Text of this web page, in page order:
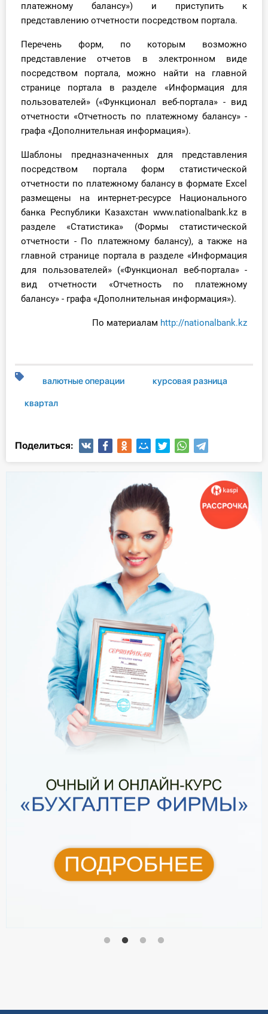
платежному балансу») и приступить к
представлению отчетности посредством портала.
Перечень форм, по которым возможно
представление отчетов в электронном виде
посредством портала, можно найти на главной
странице портала в разделе «Информация для
пользователей» («Функционал веб-портала» - вид
отчетности «Отчетность по платежному балансу» -
графа «Дополнительная информация»).
Шаблоны предназначенных для представления
посредством портала форм статистической
отчетности по платежному балансу в формате Excel
размещены на интернет-ресурсе Национального
банка Республики Казахстан www.nationalbank.kz в
разделе «Статистика» (Формы статистической
отчетности - По платежному балансу), а также на
главной странице портала в разделе «Информация
для пользователей» («Функционал веб-портала» -
вид отчетности «Отчетность по платежному
балансу» - графа «Дополнительная информация»).
По материалам http://nationalbank.kz
валютные операции курсовая разница
квартал
Поделиться: